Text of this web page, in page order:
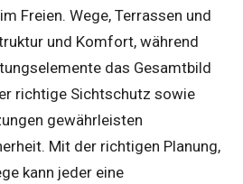
Freien. Wege, Terrassen und
und Komfort, während
das Gesamtbild
richtige Sichtschutz sowie
gewährleisten
Mit der richtigen Planung,
kann jeder eine